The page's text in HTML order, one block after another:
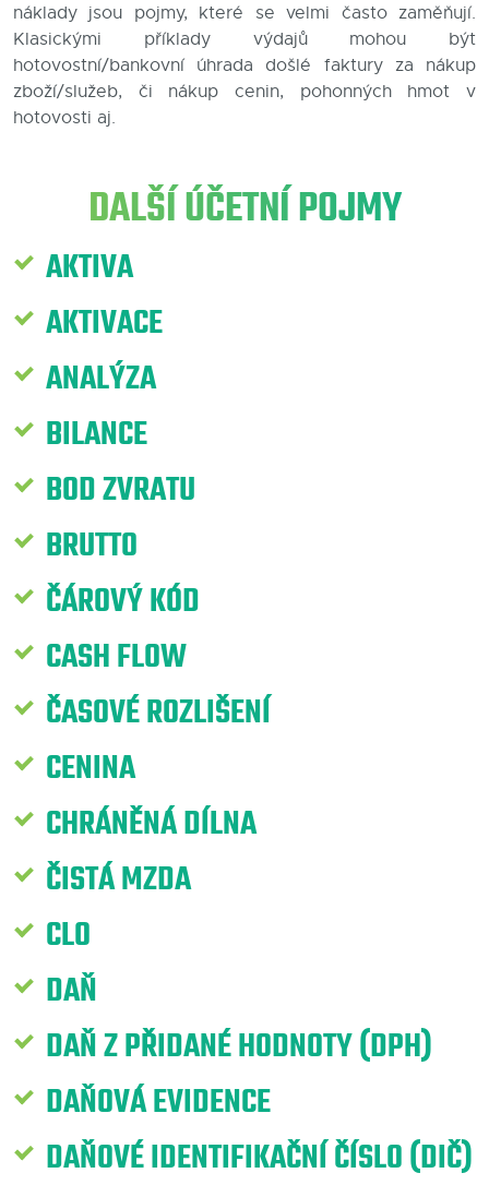
náklady jsou pojmy, které se velmi často zaměňují.
Klasickými příklady výdajů mohou být
hotovostní/bankovní úhrada došlé faktury za nákup
zboží/služeb, či nákup cenin, pohonných hmot v
hotovosti aj.
DALŠÍ ÚČETNÍ POJMY
AKTIVA
AKTIVACE
ANALÝZA
BILANCE
BOD ZVRATU
BRUTTO
ČÁROVÝ KÓD
CASH FLOW
ČASOVÉ ROZLIŠENÍ
CENINA
CHRÁNĚNÁ DÍLNA
ČISTÁ MZDA
CLO
DAŇ
DAŇ Z PŘIDANÉ HODNOTY (DPH)
DAŇOVÁ EVIDENCE
DAŇOVÉ IDENTIFIKAČNÍ ČÍSLO (DIČ)